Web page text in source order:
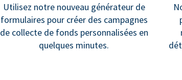
Utilisez notre nouveau générateur de
formulaires pour créer des campagnes
de collecte de fonds personnalisées en
quelques minutes.